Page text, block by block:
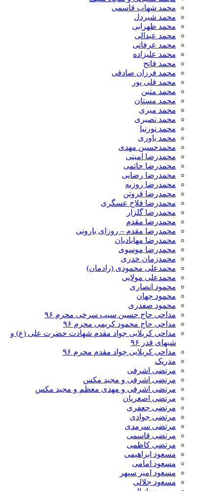
محمد شهاب قاسمی
​محمد شیردل
محمد ظهرابی
محمد عبدالی
محمد عرفانی
محمد علیزاده
محمد فاتح
محمد فرزان صادقی
محمد قلی پور
محمد متین
محمد مستان
محمد میری
محمد نصیری
محمد نورنیا
محمد یاوری
محمدحسین مهدی
محمدرضا امینی
محمدرضا حاتمی
محمدرضا رضایی
محمدرضا روزبه
محمدرضا فروتن
محمدرضا فلاح عسگری
محمدرضا گلزار
محمدرضا مقدم
محمدرضا مقدم – روزای بارونی
محمدرضا مهابادیان
محمدرضا موسوی
محمدزمان خدری
محمدعلی محمودی (رادمان)
محمدعلی مولایی
محمود انصاری
محمود جهان
محمود صفدری
مداحی حاج حسین سیب سرخی محرم ۹۶
مداحی حاج محمود کریمی محرم ۹۶
مداحی کربلایی جواد مقدم شهادت حضرت علی (ع) و
شبهای قدر ۹۶
مداحی کربلایی جواد مقدم محرم ۹۶
مدریک
مرتضی اشرفی
مرتضی اشرفی و مجید مکس
مرتضی اشرفی و مهدی معظم و مجید مکس
مرتضی اصغریان
مرتضی جعفری
مرتضی جوادی
مرتضی سرمدی
مرتضی قاسمی
مرتضی کاظمی
مسعود ابراهیمی
مسعود امامی
مسعود امیر سپهر
مسعود جلالی